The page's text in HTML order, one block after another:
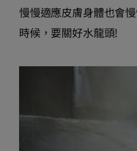
慢慢適應皮膚身體也會
時候，要關好水龍頭!